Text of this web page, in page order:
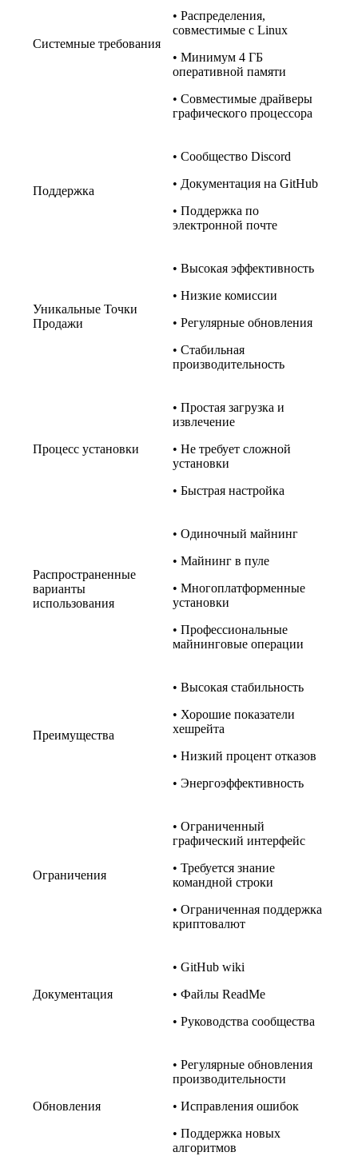
Системные требования
• Распределения,
совместимые с Linux
• Минимум 4 ГБ
оперативной памяти
• Совместимые драйверы
графического процессора
Поддержка
• Сообщество Discord
• Документация на GitHub
• Поддержка по
электронной почте
Уникальные Точки
Продажи
• Высокая эффективность
• Низкие комиссии
• Регулярные обновления
• Стабильная
производительность
Процесс установки
• Простая загрузка и
извлечение
• Не требует сложной
установки
• Быстрая настройка
Распространенные
варианты
использования
• Одиночный майнинг
• Майнинг в пуле
• Многоплатформенные
установки
• Профессиональные
майнинговые операции
Преимущества
• Высокая стабильность
• Хорошие показатели
хешрейта
• Низкий процент отказов
• Энергоэффективность
Ограничения
• Ограниченный
графический интерфейс
• Требуется знание
командной строки
• Ограниченная поддержка
криптовалют
Документация
• GitHub wiki
• Файлы ReadMe
• Руководства сообщества
Обновления
• Регулярные обновления
производительности
• Исправления ошибок
• Поддержка новых
алгоритмов